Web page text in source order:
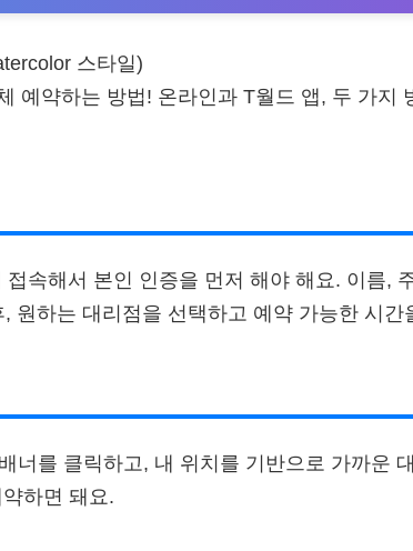
예약하는 방법! 온라인과 T월드 앱, 두 가지
속해서 본인 인증을 먼저 해야 해요. 이름,
원하는 대리점을 선택하고 예약 가능한 시간
너를 클릭하고, 내 위치를 기반으로 가까운
하면 돼요.